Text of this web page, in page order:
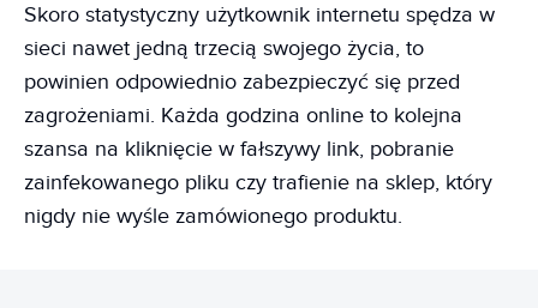
Skoro statystyczny użytkownik internetu spędza w
sieci nawet jedną trzecią swojego życia, to
powinien odpowiednio zabezpieczyć się przed
zagrożeniami. Każda godzina online to kolejna
szansa na kliknięcie w fałszywy link, pobranie
zainfekowanego pliku czy trafienie na sklep, który
nigdy nie wyśle zamówionego produktu.